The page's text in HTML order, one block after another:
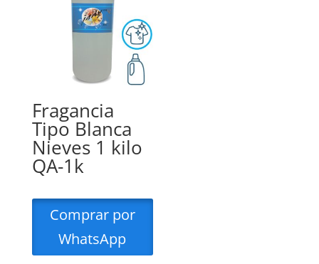
Fragancia
Tipo Blanca
Nieves 1 kilo
QA-1k
Comprar por
WhatsApp